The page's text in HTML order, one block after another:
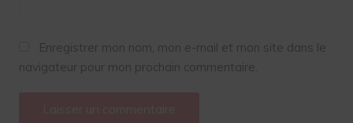
Enregistrer mon nom, mon e-mail et mon site dans le
navigateur pour mon prochain commentaire.